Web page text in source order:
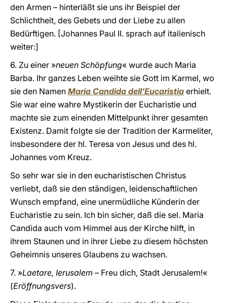
den Armen – hinterläßt sie uns ihr Beispiel der
Schlichtheit, des Gebets und der Liebe zu allen
Bedürftigen. [Johannes Paul II. sprach auf italienisch
weiter:]
6. Zu einer »neuen Schöpfung« wurde auch Maria
Barba. Ihr ganzes Leben weihte sie Gott im Karmel, wo
sie den Namen Maria Candida dell’Eucaristia erhielt.
Sie war eine wahre Mystikerin der Eucharistie und
machte sie zum einenden Mittelpunkt ihrer gesamten
Existenz. Damit folgte sie der Tradition der Karmeliter,
insbesondere der hl. Teresa von Jesus und des hl.
Johannes vom Kreuz.
So sehr war sie in den eucharistischen Christus
verliebt, daß sie den ständigen, leidenschaftlichen
Wunsch empfand, eine unermüdliche Künderin der
Eucharistie zu sein. Ich bin sicher, daß die sel. Maria
Candida auch vom Himmel aus der Kirche hilft, in
ihrem Staunen und in ihrer Liebe zu diesem höchsten
Geheimnis unseres Glaubens zu wachsen.
7. »Laetare, Ierusalem – Freu dich, Stadt Jerusalem!«
(Eröffnungsvers).